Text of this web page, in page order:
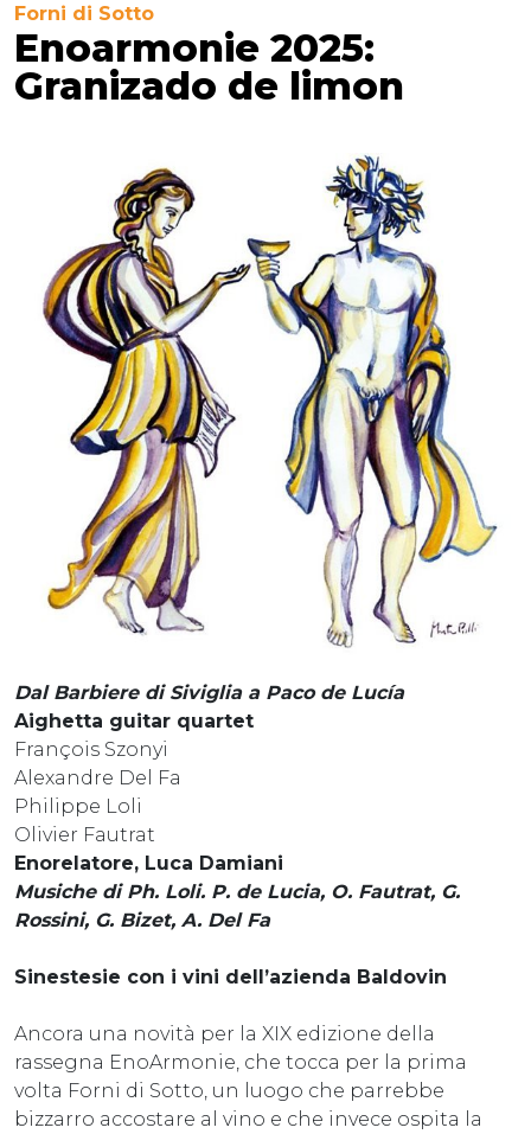
Forni di Sotto
Enoarmonie 2025:
Granizado de limon
Dal Barbiere di Siviglia a Paco de Lucía
Aighetta guitar quartet
François Szonyi
Alexandre Del Fa
Philippe Loli
Olivier Fautrat
Enorelatore, Luca Damiani
Musiche di Ph. Loli. P. de Lucia, O. Fautrat, G.
Rossini, G. Bizet, A. Del Fa
Sinestesie con i vini dell’azienda Baldovin
Ancora una novità per la XIX edizione della
rassegna EnoArmonie, che tocca per la prima
volta Forni di Sotto, un luogo che parrebbe
bizzarro accostare al vino e che invece ospita la